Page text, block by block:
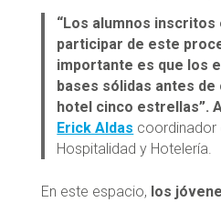
“Los alumnos
participar de este
importante es que los
bases sólidas antes
hotel cinco estrellas”.
Erick Aldas coordinador
Hospitalidad y Hotelería.
En este espacio, los